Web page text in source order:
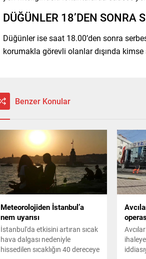
DÜĞÜNLER 18’DEN SONRA
Düğünler ise saat 18.00’den sonra
korumakla görevli olanlar dışında
Benzer Konular
Meteorolojiden İstanbul’a
nem uyarısı
İstanbul'da etkisini artıran sıcak
hava dalgası nedeniyle
hissedilen sıcaklığın 40 dereceye